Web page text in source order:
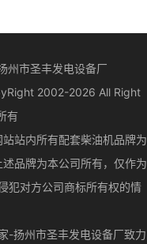
州市圣丰发电设备厂
2002-2026 All Right
有
站内所有配套柴油机品牌为
品牌为本公司所有，仅作为
犯对方公司商标所有权的情
-扬州市圣丰发电设备厂致力